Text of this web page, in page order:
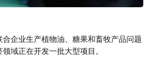
企业生产植物油、糖果和畜牧产品问题
域正在开发一批大型项目。